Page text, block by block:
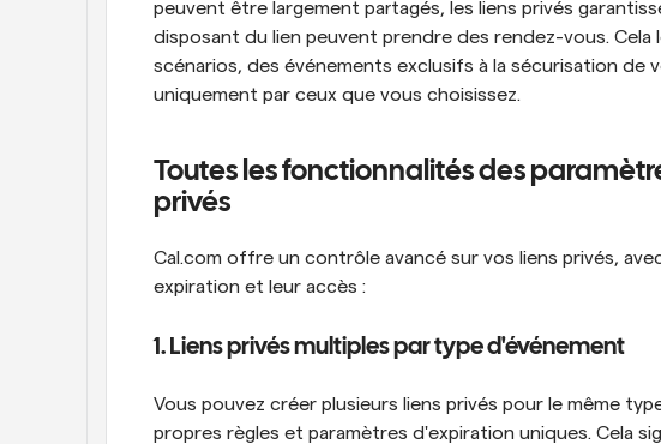
peuvent être largement partagés, les liens privés
disposant du lien peuvent prendre des rendez-vous. Cela
scénarios, des événements exclusifs à la sécurisation de
uniquement par ceux que vous choisissez.
Toutes les fonctionnalités des
privés
Cal.com offre un contrôle avancé sur vos liens privés,
expiration et leur accès :
1. Liens privés multiples par type d'événement
Vous pouvez créer plusieurs liens privés pour le même
propres règles et paramètres d'expiration uniques. Cela